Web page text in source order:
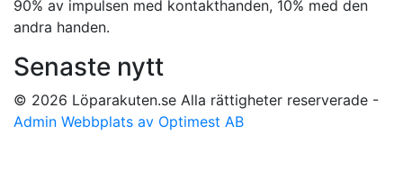
90% av impulsen med kontakthanden, 10% med den
andra handen.
Senaste nytt
© 2026 Löparakuten.se Alla rättigheter reserverade -
Admin Webbplats av Optimest AB